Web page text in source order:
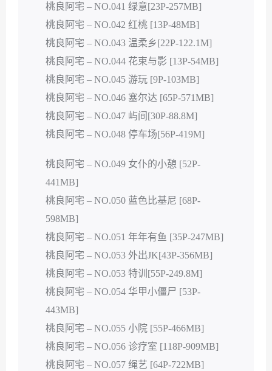
桃良阿宅 – NO.041 绿意[23P-257MB]
桃良阿宅 – NO.042 红桃 [13P-48MB]
桃良阿宅 – NO.043 温柔乡[22P-122.1M]
桃良阿宅 – NO.044 花束与影 [13P-54MB]
桃良阿宅 – NO.045 游玩 [9P-103MB]
桃良阿宅 – NO.046 塞尔达 [65P-571MB]
桃良阿宅 – NO.047 屿间[30P-88.8M]
桃良阿宅 – NO.048 停车场[56P-419M]
桃良阿宅 – NO.049 女仆的小憩 [52P-
441MB]
桃良阿宅 – NO.050 蓝色比基尼 [68P-
598MB]
桃良阿宅 – NO.051 年年有鱼 [35P-247MB]
桃良阿宅 – NO.053 外出JK[43P-356MB]
桃良阿宅 – NO.053 特训[55P-249.8M]
桃良阿宅 – NO.054 华甲小僵尸 [53P-
443MB]
桃良阿宅 – NO.055 小院 [55P-466MB]
桃良阿宅 – NO.056 诊疗室 [118P-909MB]
桃良阿宅 – NO.057 绳艺 [64P-722MB]